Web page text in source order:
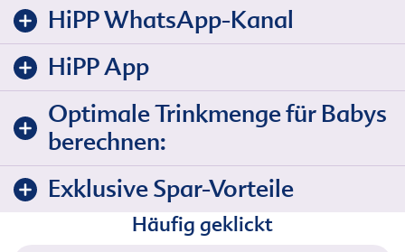
HiPP WhatsApp-Kanal
HiPP App
Optimale Trinkmenge für Babys
berechnen:
Exklusive Spar-Vorteile
Häufig geklickt